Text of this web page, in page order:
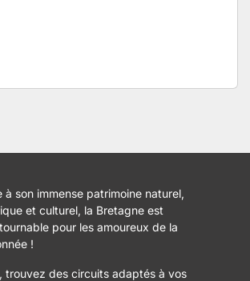
à son immense patrimoine naturel,
et culturel, la Bretagne est
pour les amoureux de la
!
trouvez des circuits adaptés à vos